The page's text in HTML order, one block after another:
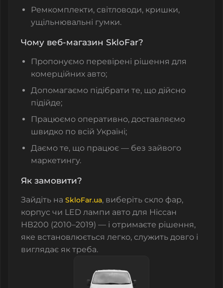
Ремкомплекти, світловоди, кришки,
ущільнювальні гумки.
Чому веб-магазин SkloFar?
Пропонуємо перевірені рішення для
комерційних авто;
Допомагаємо підібрати те, що дійсно
підійде;
Працюємо оперативно, доставляємо
швидко по всій Україні;
Даємо те, що працює — без зайвого
маркетингу.
Як замовити?
Зайдіть на SkloFar.ua, виберіть скло фар,
корпус чи LED лампи авто для Ніссан
НВ200 (2010–2019) — і отримаєте рішення,
яке встановлюється легко, служить довго і
виглядає як треба.